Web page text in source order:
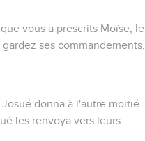
vous a prescrits Moïse, le
ses commandements,
donna à l'autre moitié
les renvoya vers leurs